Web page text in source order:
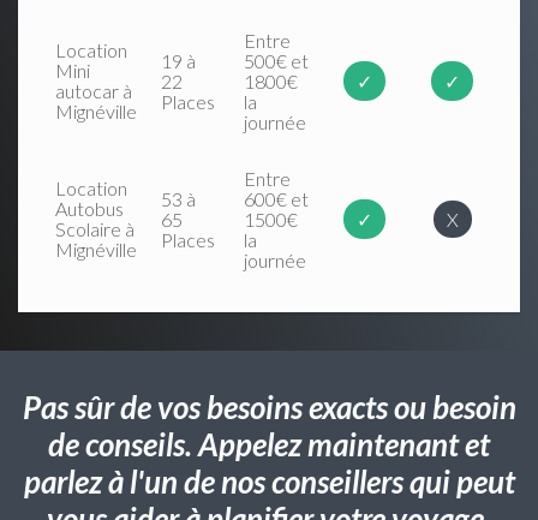
Location
Mini
autocar à
Mignéville
19 à
22
Places
Entre
500€ et
1800€
la
journée
✓ ✓
Location
Autobus
Scolaire à
Mignéville
53 à
65
Places
Entre
600€ et
1500€
la
journée
✓ X
Pas sûr de vos besoins exacts ou besoin
de conseils. Appelez maintenant et
parlez à l'un de nos conseillers qui peut